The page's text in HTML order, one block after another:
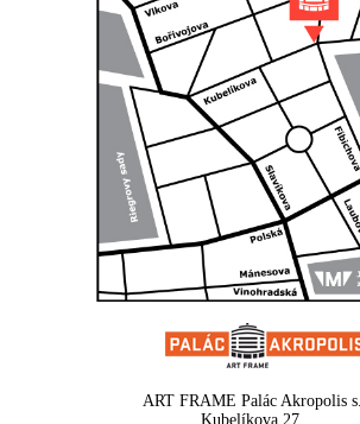
ART FRAME Palác Akropolis
Kubelíkova 27